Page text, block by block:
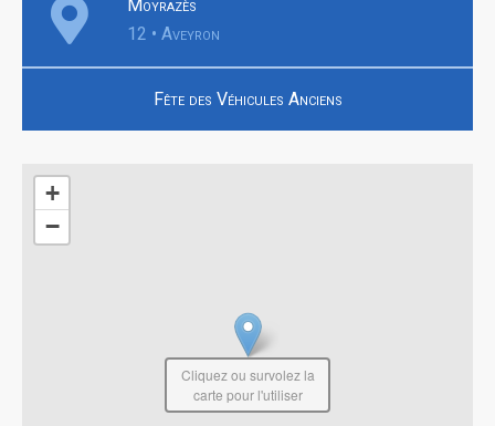
Moyrazès
12 • Aveyron
Fête des Véhicules Anciens
+
−
Cliquez ou survolez la
carte pour l'utiliser